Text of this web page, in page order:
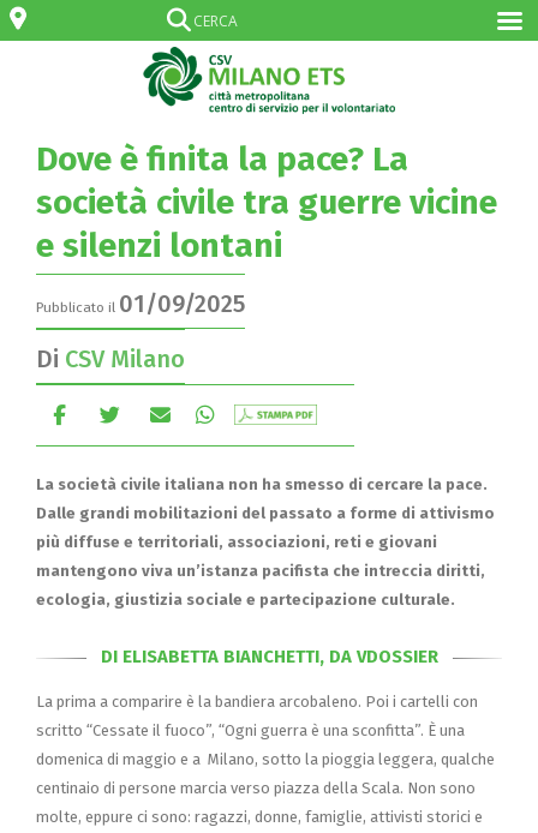
Dove è finita la pace? La
società civile tra guerre vicine
e silenzi lontani
Pubblicato il 01/09/2025
Di CSV Milano
La società civile italiana non ha smesso di cercare la pace.
Dalle grandi mobilitazioni del passato a forme di attivismo
più diffuse e territoriali, associazioni, reti e giovani
mantengono viva un’istanza pacifista che intreccia diritti,
ecologia, giustizia sociale e partecipazione culturale.
DI ELISABETTA BIANCHETTI, DA VDOSSIER
La prima a comparire è la bandiera arcobaleno. Poi i cartelli con
scritto “Cessate il fuoco”, “Ogni guerra è una sconfitta”. È una
domenica di maggio e a Milano, sotto la pioggia leggera, qualche
centinaio di persone marcia verso piazza della Scala. Non sono
molte, eppure ci sono: ragazzi, donne, famiglie, attivisti storici e